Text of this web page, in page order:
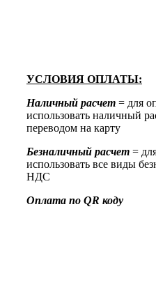
УСЛОВИЯ ОПЛАТЫ:
Наличный расчет = для
использовать наличный
переводом на карту
Безналичный расчет =
использовать все виды
НДС
Оплата по QR коду